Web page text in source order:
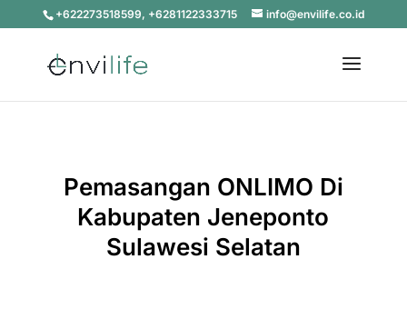
+622273518599, +6281122333715 info@envilife.co.id
Pemasangan ONLIMO Di
Kabupaten Jeneponto
Sulawesi Selatan